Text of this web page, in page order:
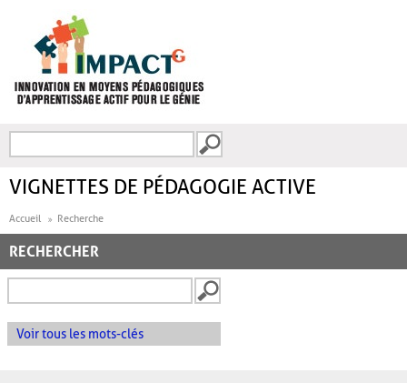
FORMULAIRE DE
VIGNETTES DE PÉDAGOGIE ACTIVE
Accueil Recherche
RECHERCHER
Voir tous les mots-clés